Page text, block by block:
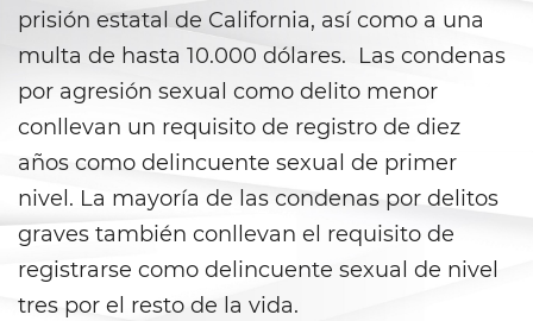
Presentación de Documentos
Falsos
Robo de Identidad
Delitos de Drogas
Leyes sobre Marihuana en
California
prisión estatal de California, así como a una
multa de hasta 10.000 dólares. Las condenas
por agresión sexual como delito menor
conllevan un requisito de registro de diez
años como delincuente sexual de primer
nivel. La mayoría de las condenas por delitos
graves también conllevan el requisito de
registrarse como delincuente sexual de nivel
tres por el resto de la vida.